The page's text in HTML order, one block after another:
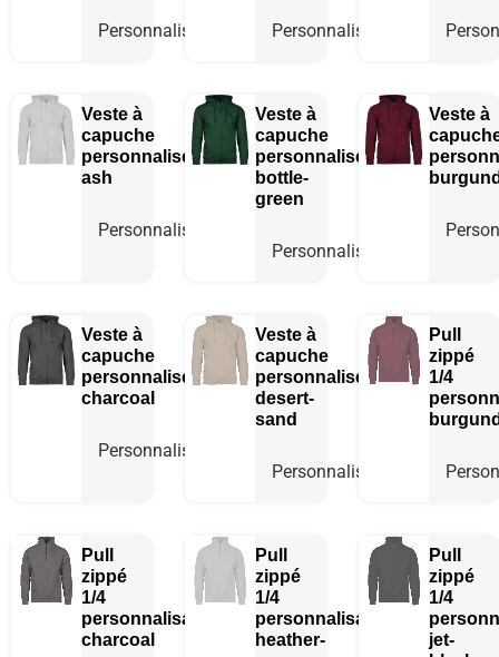
Personnaliser Personnaliser
Veste à
capuche
personnalisée
ash
Personnaliser
Veste à
capuche
personnalisée
bottle-
green
Personnaliser
Veste à
Veste à
capuche
personnalisée
charcoal
Personnaliser
Veste à
capuche
personnalisée
desert-
sand
Personnaliser
Pull
zippé
1/4
Pull
zippé
1/4
personnalisable
charcoal
Pull
zippé
1/4
personnalisable
heather-
Pull
zippé
1/4
jet-